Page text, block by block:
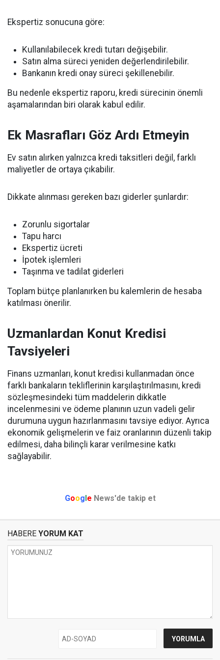
Ekspertiz sonucuna göre:
Kullanılabilecek kredi tutarı değişebilir.
Satın alma süreci yeniden değerlendirilebilir.
Bankanın kredi onay süreci şekillenebilir.
Bu nedenle ekspertiz raporu, kredi sürecinin önemli
aşamalarından biri olarak kabul edilir.
Ek Masrafları Göz Ardı Etmeyin
Ev satın alırken yalnızca kredi taksitleri değil, farklı
maliyetler de ortaya çıkabilir.
Dikkate alınması gereken bazı giderler şunlardır:
Zorunlu sigortalar
Tapu harcı
Ekspertiz ücreti
İpotek işlemleri
Taşınma ve tadilat giderleri
Toplam bütçe planlanırken bu kalemlerin de hesaba
katılması önerilir.
Uzmanlardan Konut Kredisi
Tavsiyeleri
Finans uzmanları, konut kredisi kullanmadan önce
farklı bankaların tekliflerinin karşılaştırılmasını, kredi
sözleşmesindeki tüm maddelerin dikkatle
incelenmesini ve ödeme planının uzun vadeli gelir
durumuna uygun hazırlanmasını tavsiye ediyor. Ayrıca
ekonomik gelişmelerin ve faiz oranlarının düzenli takip
edilmesi, daha bilinçli karar verilmesine katkı
sağlayabilir.
Google News'de takip et
HABERE YORUM KAT